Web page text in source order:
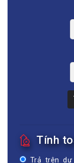
Tính
Trả trên dư